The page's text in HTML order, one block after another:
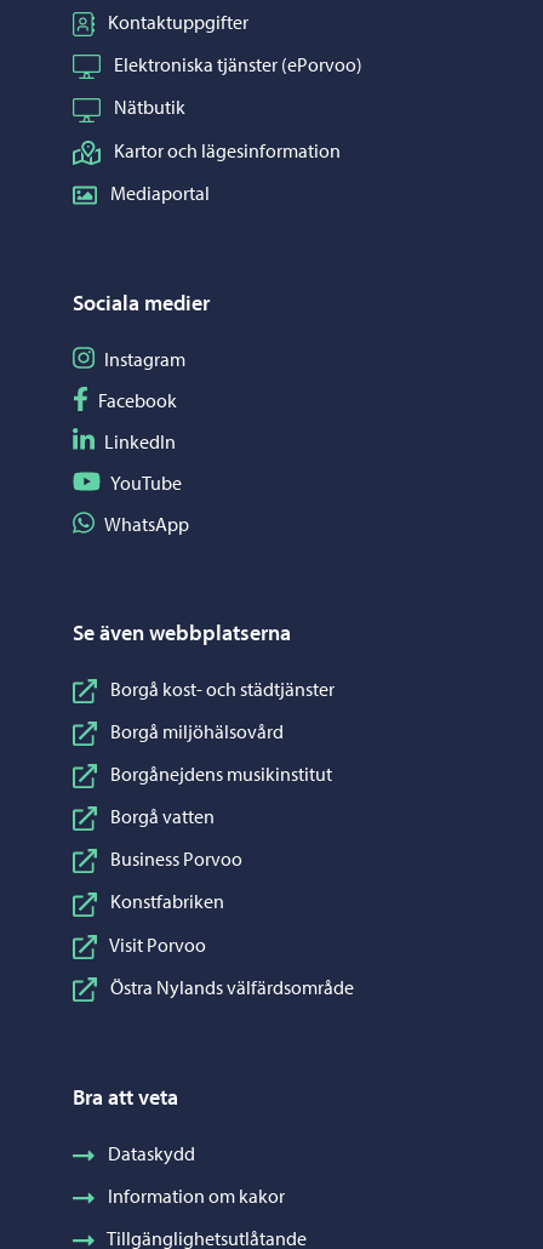
Kontaktuppgifter
Elektroniska tjänster (ePorvoo)
Nätbutik
Kartor och lägesinformation
Mediaportal
Sociala medier
Följ på Instagram
Instagram
Följ på Facebook
Facebook
Följ på LinkedIn
LinkedIn
Följ på YouTube
YouTube
Dela på WhatsApp
WhatsApp
Se även webbplatserna
Borgå kost- och städtjänster
Borgå miljöhälsovård
Borgånejdens musikinstitut
Borgå vatten
Business Porvoo
Konstfabriken
Visit Porvoo
Östra Nylands välfärdsområde
Bra att veta
Dataskydd
Information om kakor
Tillgänglighetsutlåtande